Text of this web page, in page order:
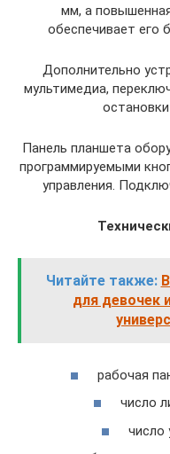
мм, а
обеспечивает его
Дополнительно
мультимедиа,
Панель планшета
программируемыми
управления.
Читайте также:
для девочек
рабочая
число
число